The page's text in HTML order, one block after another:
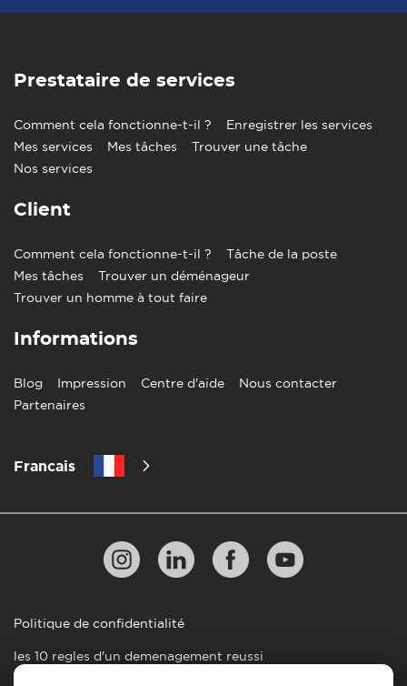
Prestataire de services
Comment cela fonctionne-t-il ?
Enregistrer les services
Mes services
Mes tâches
Trouver une tâche
Nos services
Client
Comment cela fonctionne-t-il ?
Tâche de la poste
Mes tâches
Trouver un déménageur
Trouver un homme à tout faire
Informations
Blog Impression Centre d'aide
Nous contacter
Partenaires
Francais
Politique de confidentialité
les 10 regles d'un demenagement reussi